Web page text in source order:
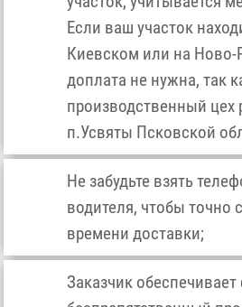
Если ваш участок
Киевском или на
доплата не нужна, так
производственный цех
п.Усвяты Псковской
Не забудьте взять
водителя, чтобы точно
времени доставки;
Заказчик